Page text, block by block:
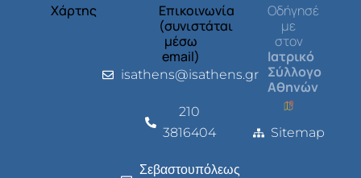
Χάρτης
Επικοινωνία
(συνιστάται
μέσω
email)
isathens@isathens.gr
210
3816404
Σεβαστουπόλεως
Οδήγησέ
με
στον
Ιατρικό
Σύλλογο
Αθηνών
Sitemap